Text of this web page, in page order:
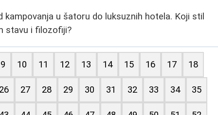
u šatoru do luksuznih hotela. Koji stil
stavu i filozofiji?
9 10 11 12 13 14 15 16 17 18
26 27 28 29 30 31 32 33 34 35